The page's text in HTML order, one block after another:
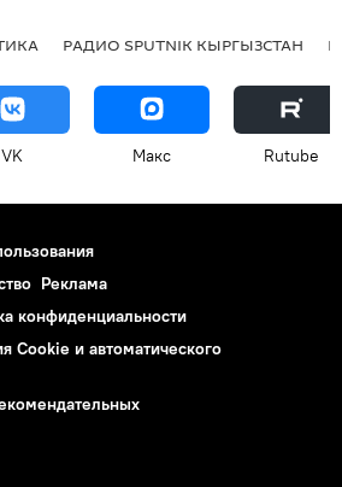
РАДИО SPUTNIK КЫРГЫЗСТАН
VK Макс Rutube
Реклама
конфиденциальности
Cookie и автоматического